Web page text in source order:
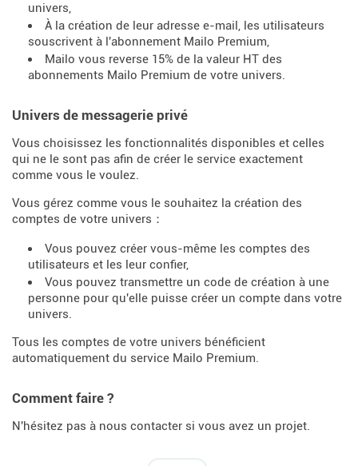
univers,
À la création de leur adresse e-mail, les utilisateurs
souscrivent à l'abonnement Mailo Premium,
Mailo vous reverse 15% de la valeur HT des
abonnements Mailo Premium de votre univers.
Univers de messagerie privé
Vous choisissez les fonctionnalités disponibles et celles
qui ne le sont pas afin de créer le service exactement
comme vous le voulez.
Vous gérez comme vous le souhaitez la création des
comptes de votre univers：
Vous pouvez créer vous-même les comptes des
utilisateurs et les leur confier,
Vous pouvez transmettre un code de création à une
personne pour qu'elle puisse créer un compte dans votre
univers.
Tous les comptes de votre univers bénéficient
automatiquement du service Mailo Premium.
Comment faire ?
N'hésitez pas à nous contacter si vous avez un projet.